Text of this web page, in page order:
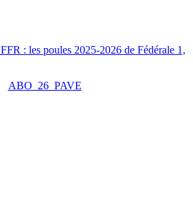
FFR : les poules 2025-2026 de Fédérale 1,